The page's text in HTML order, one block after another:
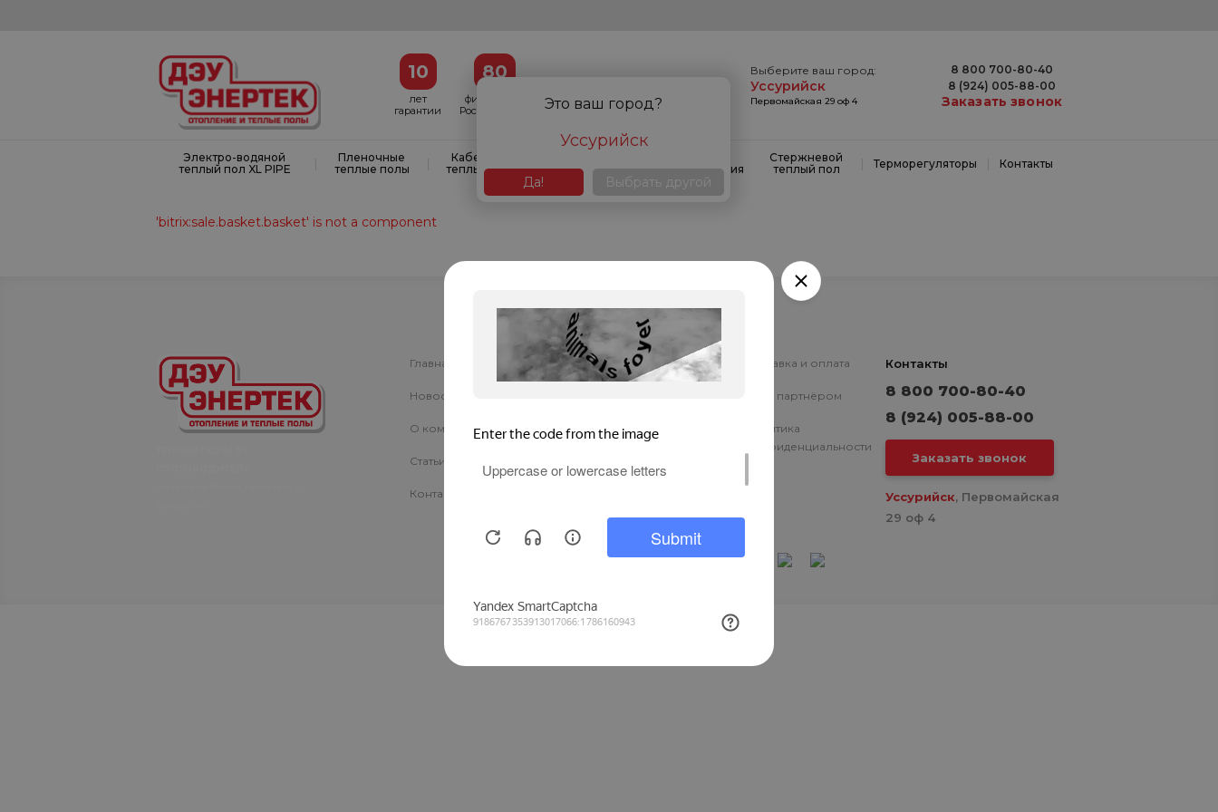
10
лет
гарантии
80
филиалов в
России и СНГ
Выберите ваш город:
Уссурийск
Первомайская 29 оф 4
8 800 700-80-40
8 (924) 005-88-00
Заказать звонок
Электро-водяной
теплый пол XL PIPE
Пленочные
теплые полы
Кабельные
теплые полы
маты
антиобледенения
Стержневой
теплый пол
Терморегуляторы Контакты
'bitrix:sale.basket.basket' is not a component
Главная
Новости
О компании
Статьи
Контакты
Теплые полы электрические
Системы антиобледенения
Доставка и оплата
Стать партнёром
Политика
конфиденциальности
Контакты
8 800 700-80-40
8 (924) 005-88-00
Заказать звонок
Уссурийск, Первомайская
29 оф 4
Это ваш город?
Уссурийск
Да! Выбрать другой